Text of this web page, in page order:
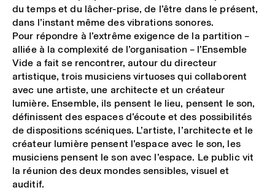
du temps et du lâcher-prise, de l’être dans le présent,
dans l’instant même des vibrations sonores.
Pour répondre à l’extrême exigence de la partition –
alliée à la complexité de l’organisation – l’Ensemble
Vide a fait se rencontrer, autour du directeur
artistique, trois musiciens virtuoses qui collaborent
avec une artiste, une architecte et un créateur
lumière. Ensemble, ils pensent le lieu, pensent le son,
définissent des espaces d’écoute et des possibilités
de dispositions scéniques. L’artiste, l’architecte et le
créateur lumière pensent l’espace avec le son, les
musiciens pensent le son avec l’espace. Le public vit
la réunion des deux mondes sensibles, visuel et
auditif.